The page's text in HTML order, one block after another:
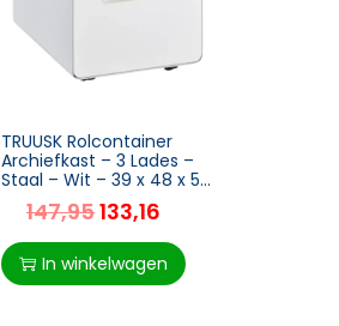
TRUUSK Rolcontainer
Archiefkast – 3 Lades –
Staal – Wit – 39 x 48 x 59
cm – Kantooropbergdoos
147,95133,16
In winkelwagen